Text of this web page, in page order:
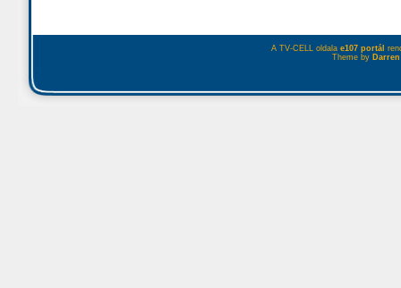
A TV-CELL oldala e107 portál
Theme by